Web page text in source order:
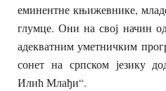
еминентне књижевнике,
глумце. Они на свој начин
адекватним уметничким
сонет на српском језику
Илић Млађи“.